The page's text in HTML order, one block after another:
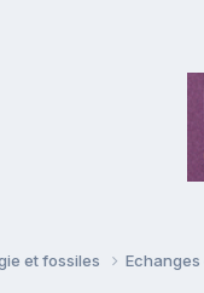
et fossiles